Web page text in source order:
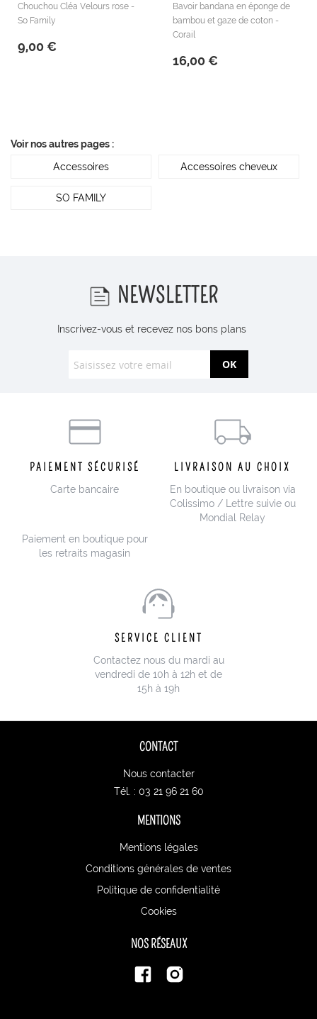
Chouchou Cléa Velours rose -
So Family
9,00 €
Bavoir bandana en éponge de
bambou et gaze de coton -
Corail
16,00 €
Voir nos autres pages :
Accessoires
Accessoires cheveux
SO FAMILY
NEWSLETTER
Inscrivez-vous et recevez nos bons plans
OK
PAIEMENT SÉCURISÉ
Carte bancaire
Paiement en boutique pour
les retraits magasin
LIVRAISON AU CHOIX
En boutique ou livraison via
Colissimo / Lettre suivie ou
Mondial Relay
SERVICE CLIENT
Contactez nous du mardi au
vendredi de 10h à 12h et de
15h à 19h
CONTACT
Nous contacter
Tél. : 03 21 96 21 60
MENTIONS
Mentions légales
Conditions générales de ventes
Politique de confidentialité
Cookies
NOS RÉSEAUX